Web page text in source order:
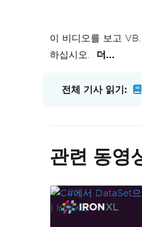
이 비디오를 보고
하십시오.
더...
전체 기사 읽기:
관련 동영